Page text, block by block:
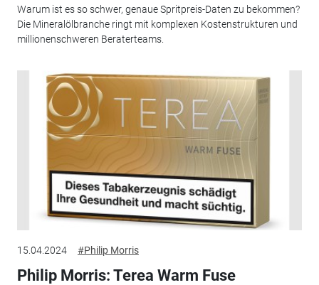
Warum ist es so schwer, genaue Spritpreis-Daten zu bekommen?
Die Mineralölbranche ringt mit komplexen Kostenstrukturen und
millionenschweren Beraterteams.
15.04.2024 #Philip Morris
Philip Morris: Terea Warm Fuse